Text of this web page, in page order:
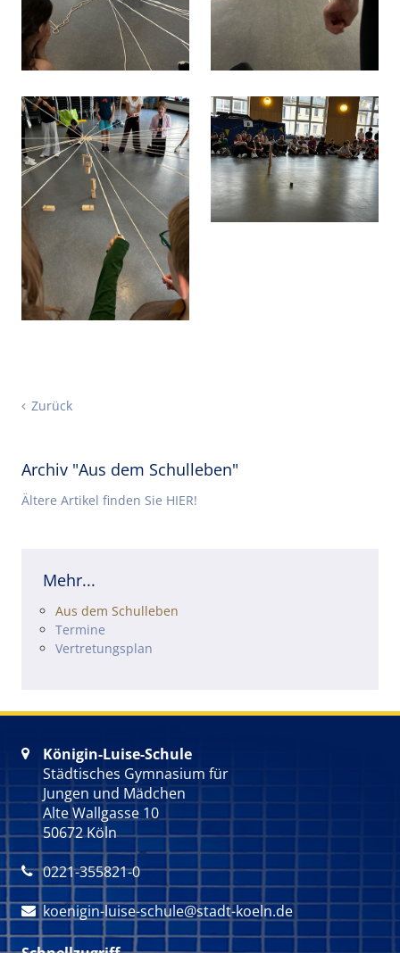
Zurück
Archiv "Aus dem Schulleben"
Ältere Artikel finden Sie HIER!
Mehr...
Navigation überspringen
Aus dem Schulleben
Termine
Vertretungsplan

Königin-Luise-Schule
Städtisches Gymnasium für
Jungen und Mädchen
Alte Wallgasse 10
50672 Köln
 0221-355821-0
 koenigin-luise-schule@stadt-koeln.de